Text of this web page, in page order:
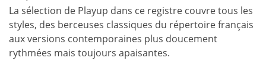
La sélection de Playup dans ce registre couvre tous les
styles, des berceuses classiques du répertoire français
aux versions contemporaines plus doucement
rythmées mais toujours apaisantes.